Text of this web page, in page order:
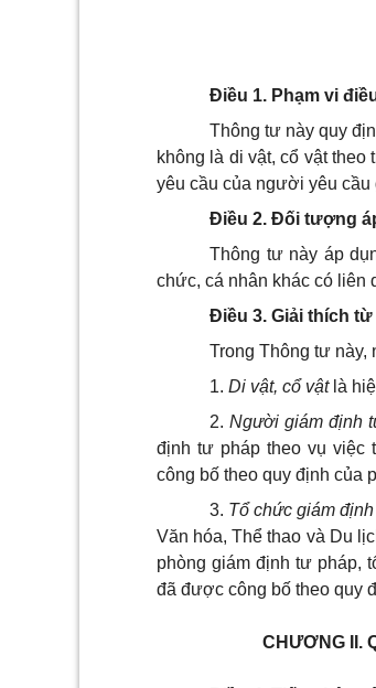
Điều 1. Phạm vi
Thông tư này quy
không là di vật, cổ vật
yêu cầu của người yêu cầu
Điều 2. Đối tượng
Thông tư này áp
chức, cá nhân khác có liên
Điều 3. Giải thích
Trong Thông tư
1. Di vật, cổ vậtlà
2. Người giám định
định tư pháp theo vụ việc
công bố theo quy định của
3. Tổ chức giám
Văn hóa, Thể thao và Du
phòng giám định tư pháp,
đã được công bố theo quy
CHƯƠNG II.